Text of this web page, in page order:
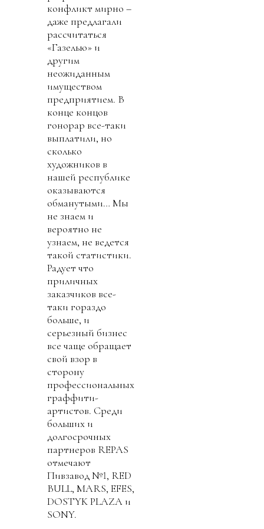
конфликт мирно –
даже предлагали
рассчитаться
«Газелью» и
другим
неожиданным
имуществом
предприятием. В
конце концов
гонорар все-таки
выплатили, но
сколько
художников в
нашей республике
оказываются
обманутыми… Мы
не знаем и
вероятно не
узнаем, не ведется
такой статистики.
Радует что
приличных
заказчиков все-
таки гораздо
больше, и
серьезный бизнес
все чаще обращает
свой взор в
сторону
профессиональных
граффити-
артистов. Среди
больших и
долгосрочных
партнеров REPAS
отмечают
Пивзавод №1, RED
BULL, MARS, EFES,
DOSTYK PLAZA и
SONY.